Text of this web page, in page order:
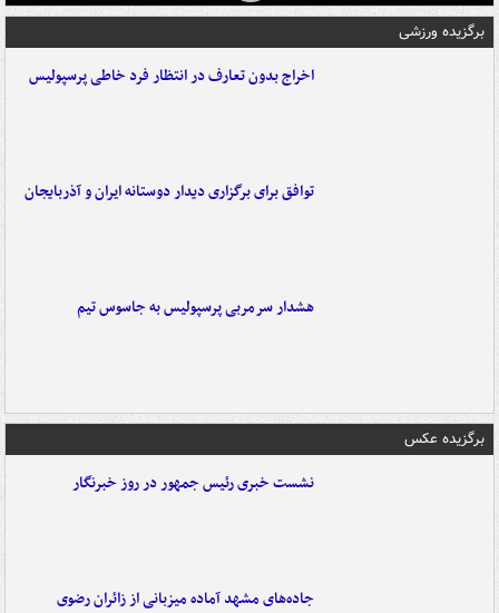
برگزیده ورزشی
اخراج بدون تعارف در انتظار فرد خاطی پرسپولیس
توافق برای برگزاری دیدار دوستانه ایران و آذربایجان
هشدار سرمربی پرسپولیس به جاسوس تیم
برگزیده عکس
نشست خبری رئیس جمهور در روز خبرنگار
جاده‌های مشهد آماده میزبانی از زائران رضوی